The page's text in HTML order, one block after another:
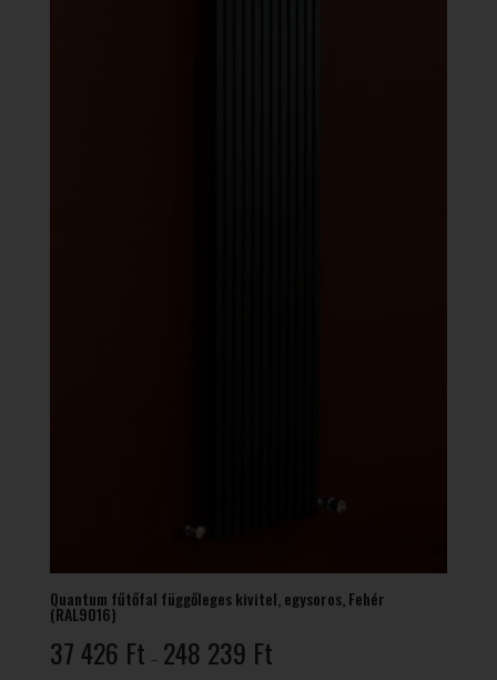
Quantum fűtőfal függőleges kivitel, egysoros, Fehér
(RAL9016)
37 426 Ft – 248 239 Ft37